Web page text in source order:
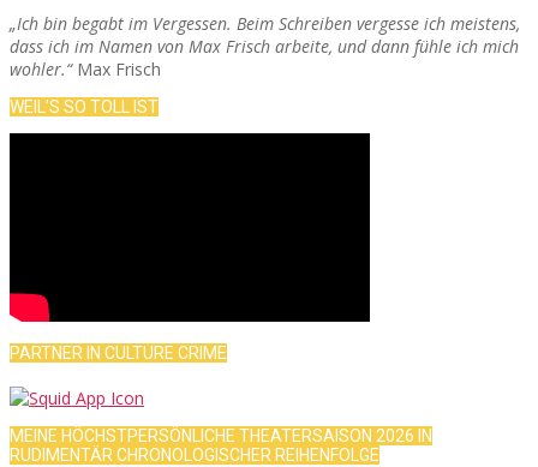
„Ich bin begabt im Vergessen. Beim Schreiben vergesse ich meistens,
dass ich im Namen von Max Frisch arbeite, und dann fühle ich mich
wohler.“Max Frisch
WEIL’S SO TOLL IST
PARTNER IN CULTURE CRIME
MEINE HÖCHSTPERSÖNLICHE THEATERSAISON 2026 IN
RUDIMENTÄR CHRONOLOGISCHER REIHENFOLGE